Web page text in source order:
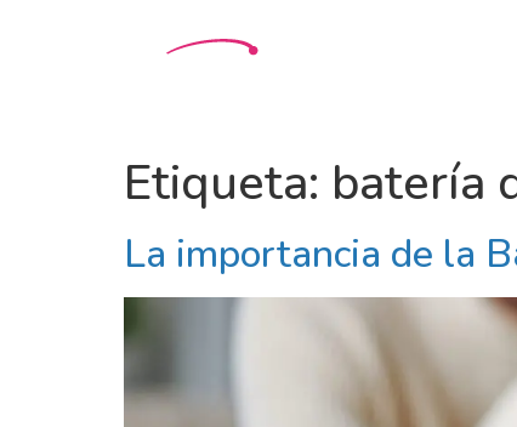
Etiqueta: batería
La importancia de la